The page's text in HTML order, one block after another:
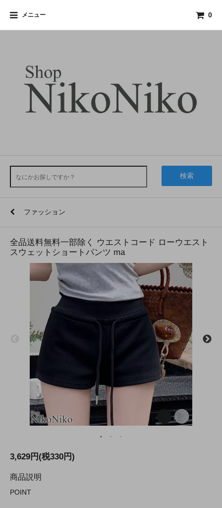
メニュー 0
検索
ファッション
全品送料無料一部除く ウエストコード ローウエスト
スウェットショートパンツ ma
3,629円(税330円)
商品説明
POINT